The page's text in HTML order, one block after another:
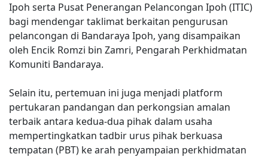
Ipoh serta Pusat Penerangan Pelancongan Ipoh (ITIC)
bagi mendengar taklimat berkaitan pengurusan
pelancongan di Bandaraya Ipoh, yang disampaikan
oleh Encik Romzi bin Zamri, Pengarah Perkhidmatan
Komuniti Bandaraya.
Selain itu, pertemuan ini juga menjadi platform
pertukaran pandangan dan perkongsian amalan
terbaik antara kedua-dua pihak dalam usaha
mempertingkatkan tadbir urus pihak berkuasa
tempatan (PBT) ke arah penyampaian perkhidmatan